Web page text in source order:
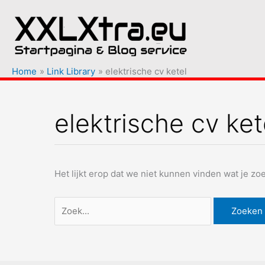
naar
inhoud
Home Link Library elektrische cv ketel
elektrische cv
Het lijkt erop dat we niet kunnen vinden wat je
naar: